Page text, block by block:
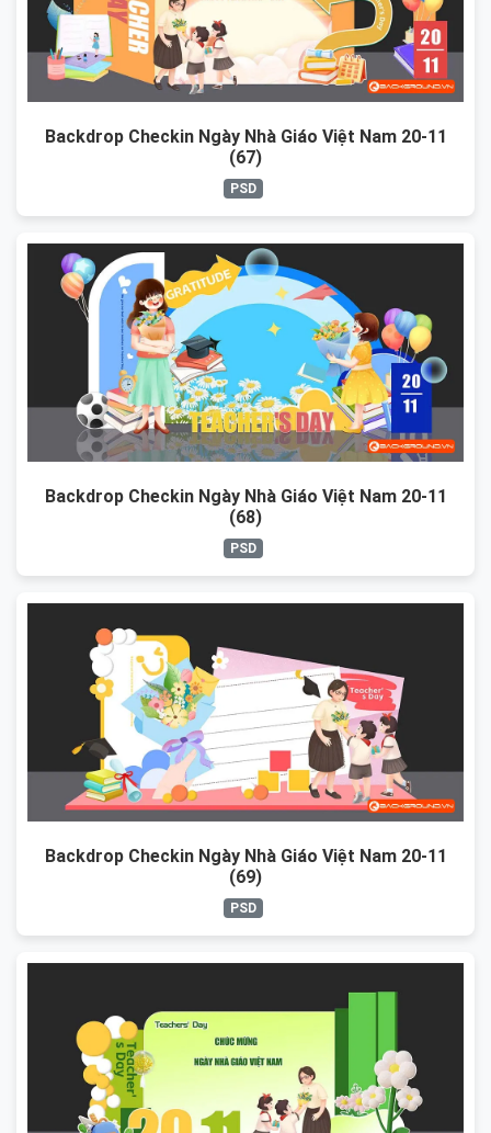
Backdrop Checkin Ngày Nhà Giáo Việt Nam 20-11
(67)
PSD
Backdrop Checkin Ngày Nhà Giáo Việt Nam 20-11
(68)
PSD
Backdrop Checkin Ngày Nhà Giáo Việt Nam 20-11
(69)
PSD